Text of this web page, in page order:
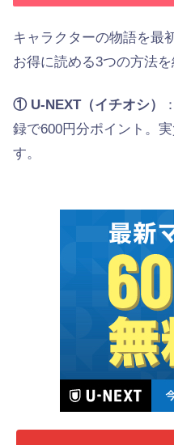
キャラクターの物語を最
お得に読める3つの方法を
① U-NEXT（イチオシ）
録で600円分ポイント。
す。